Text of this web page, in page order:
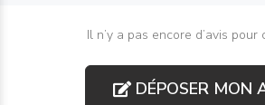
Il n’y a pas encore d’avis pour
DÉPOSER MON